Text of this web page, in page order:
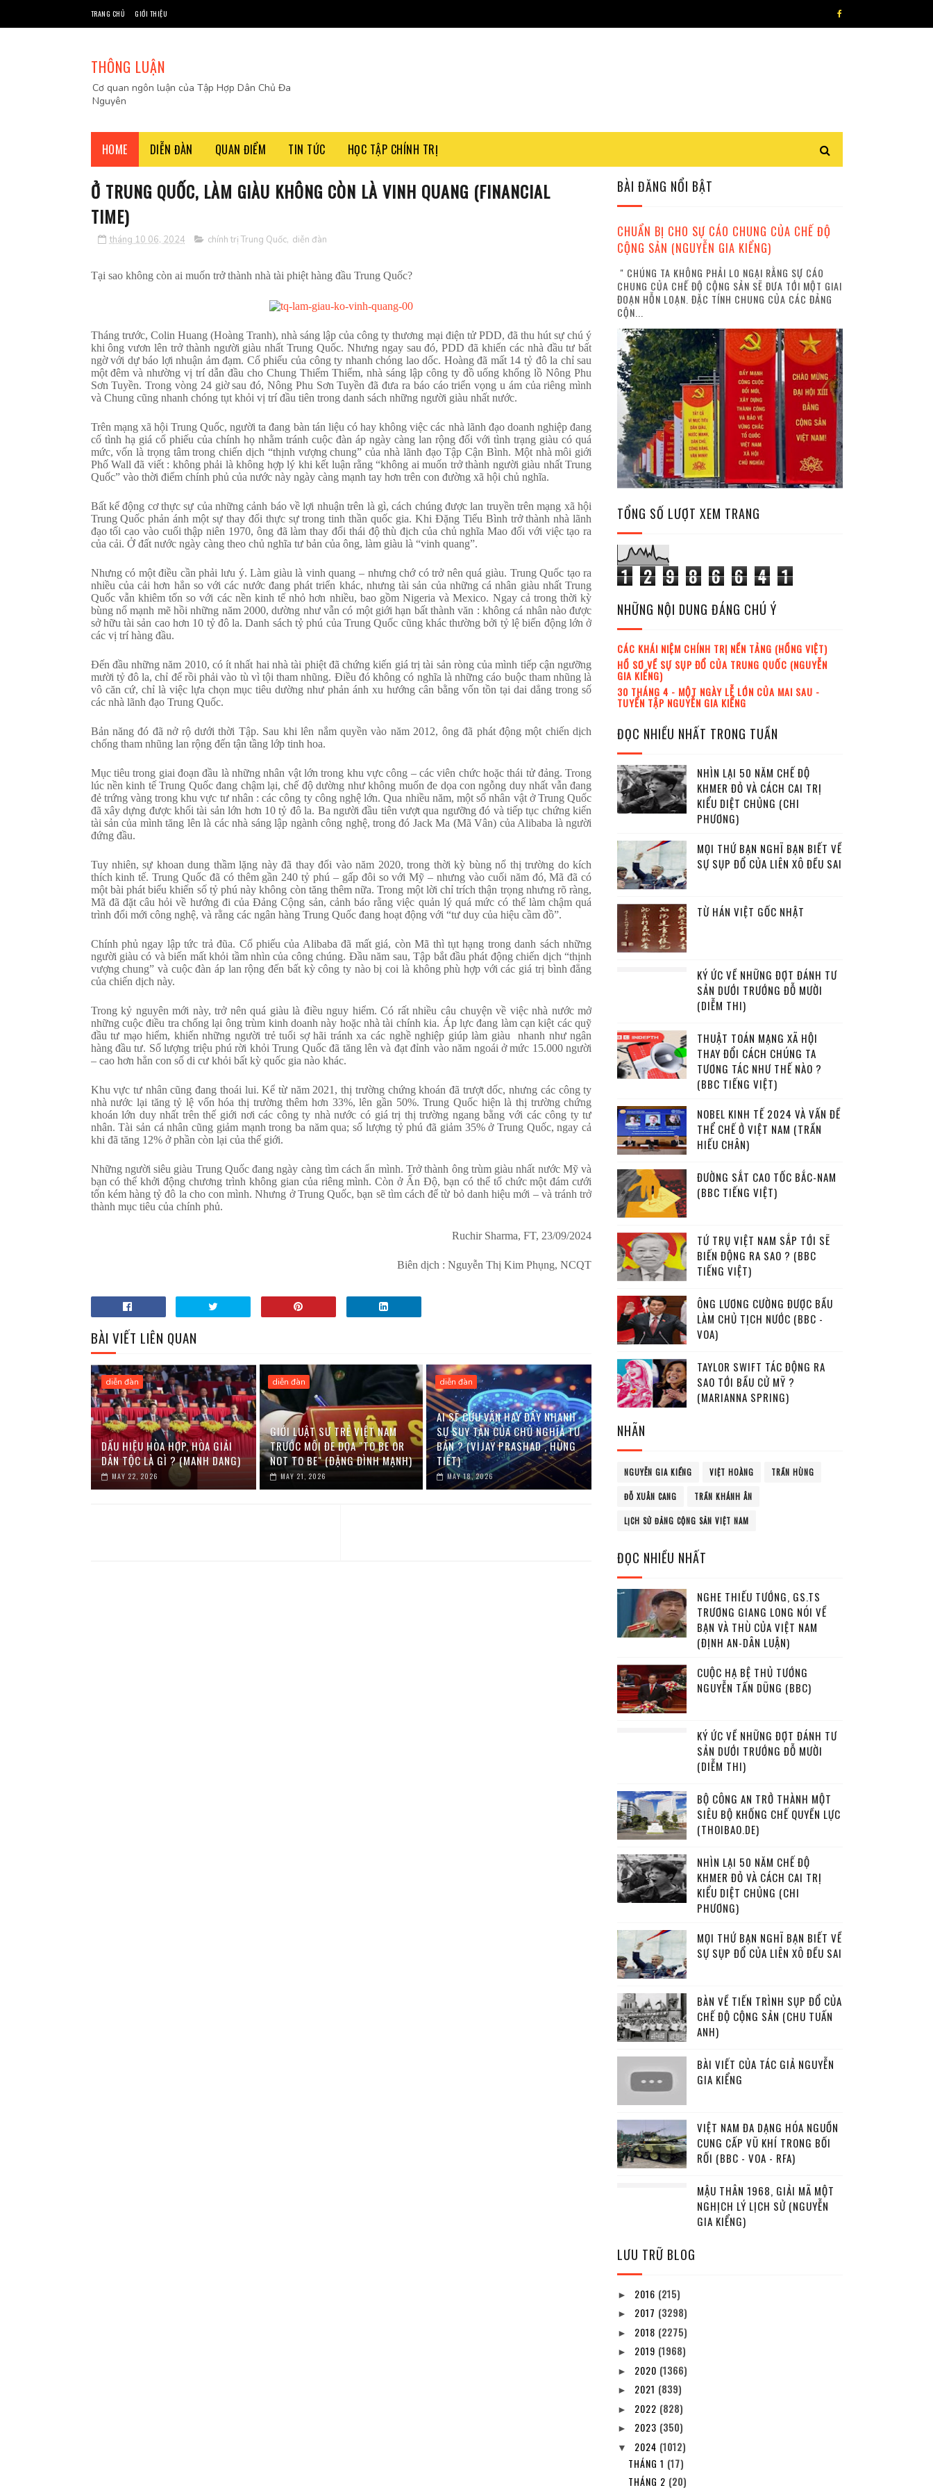
TRANG CHỦ GIỚI THIỆU
THÔNG LUẬN
Cơ quan ngôn luận của Tập Hợp Dân Chủ Đa
Nguyên
HOME DIỄN ĐÀN QUAN ĐIỂM TIN TỨC HỌC TẬP CHÍNH TRỊ
Ở TRUNG QUỐC, LÀM GIÀU KHÔNG CÒN LÀ VINH QUANG (FINANCIAL
TIME)
tháng 10 06, 2024 chính trị Trung Quốc, diễn đàn
Tại sao không còn ai muốn trở thành nhà tài phiệt hàng đầu Trung Quốc?
Tháng trước, Colin Huang (Hoàng Tranh), nhà sáng lập của công ty thương mại điện tử PDD, đã thu hút sự chú ý
khi ông vươn lên trở thành người giàu nhất Trung Quốc. Nhưng ngay sau đó, PDD đã khiến các nhà đầu tư bất
ngờ với dự báo lợi nhuận ảm đạm. Cổ phiếu của công ty nhanh chóng lao dốc. Hoàng đã mất 14 tỷ đô la chỉ sau
một đêm và nhường vị trí dẫn đầu cho Chung Thiểm Thiểm, nhà sáng lập công ty đồ uống khổng lồ Nông Phu
Sơn Tuyền. Trong vòng 24 giờ sau đó, Nông Phu Sơn Tuyền đã đưa ra báo cáo triển vọng u ám của riêng mình
và Chung cũng nhanh chóng tụt khỏi vị trí đầu tiên trong danh sách những người giàu nhất nước.
Trên mạng xã hội Trung Quốc, người ta đang bàn tán liệu có hay không việc các nhà lãnh đạo doanh nghiệp đang
cố tình hạ giá cổ phiếu của chính họ nhằm tránh cuộc đàn áp ngày càng lan rộng đối với tình trạng giàu có quá
mức, vốn là trọng tâm trong chiến dịch “thịnh vượng chung” của nhà lãnh đạo Tập Cận Bình. Một nhà môi giới
Phố Wall đã viết : không phải là không hợp lý khi kết luận rằng “không ai muốn trở thành người giàu nhất Trung
Quốc” vào thời điểm chính phủ của nước này ngày càng mạnh tay hơn trên con đường xã hội chủ nghĩa.
Bất kể động cơ thực sự của những cảnh báo về lợi nhuận trên là gì, cách chúng được lan truyền trên mạng xã hội
Trung Quốc phản ánh một sự thay đổi thực sự trong tinh thần quốc gia. Khi Đặng Tiểu Bình trở thành nhà lãnh
đạo tối cao vào cuối thập niên 1970, ông đã làm thay đổi thái độ thù địch của chủ nghĩa Mao đối với việc tạo ra
của cải. Ở đất nước ngày càng theo chủ nghĩa tư bản của ông, làm giàu là “vinh quang”.
Nhưng có một điều cần phải lưu ý. Làm giàu là vinh quang – nhưng chớ có trở nên quá giàu. Trung Quốc tạo ra
nhiều của cải hơn hẳn so với các nước đang phát triển khác, nhưng tài sản của những cá nhân giàu nhất Trung
Quốc vẫn khiêm tốn so với các nền kinh tế nhỏ hơn nhiều, bao gồm Nigeria và Mexico. Ngay cả trong thời kỳ
bùng nổ mạnh mẽ hồi những năm 2000, dường như vẫn có một giới hạn bất thành văn : không cá nhân nào được
sở hữu tài sản cao hơn 10 tỷ đô la. Danh sách tỷ phú của Trung Quốc cũng khác thường bởi tỷ lệ biến động lớn ở
các vị trí hàng đầu.
Đến đầu những năm 2010, có ít nhất hai nhà tài phiệt đã chứng kiến giá trị tài sản ròng của mình tiếp cận ngưỡng
mười tỷ đô la, chỉ để rồi phải vào tù vì tội tham nhũng. Điều đó không có nghĩa là những cáo buộc tham nhũng là
vô căn cứ, chỉ là việc lựa chọn mục tiêu dường như phản ánh xu hướng cân bằng vốn tồn tại dai dẳng trong số
các nhà lãnh đạo Trung Quốc.
Bản năng đó đã nở rộ dưới thời Tập. Sau khi lên nắm quyền vào năm 2012, ông đã phát động một chiến dịch
chống tham nhũng lan rộng đến tận tầng lớp tinh hoa.
Mục tiêu trong giai đoạn đầu là những nhân vật lớn trong khu vực công – các viên chức hoặc thái tử đảng. Trong
lúc nền kinh tế Trung Quốc đang chậm lại, chế độ dường như không muốn đe dọa con ngỗng duy nhất vẫn đang
đẻ trứng vàng trong khu vực tư nhân : các công ty công nghệ lớn. Qua nhiều năm, một số nhân vật ở Trung Quốc
đã xây dựng được khối tài sản lớn hơn 10 tỷ đô la. Ba người đầu tiên vượt qua ngưỡng đó và tiếp tục chứng kiến
tài sản của mình tăng lên là các nhà sáng lập ngành công nghệ, trong đó Jack Ma (Mã Vân) của Alibaba là người
đứng đầu.
Tuy nhiên, sự khoan dung thầm lặng này đã thay đổi vào năm 2020, trong thời kỳ bùng nổ thị trường do kích
thích kinh tế. Trung Quốc đã có thêm gần 240 tỷ phú – gấp đôi so với Mỹ – nhưng vào cuối năm đó, Mã đã có
một bài phát biểu khiến số tỷ phú này không còn tăng thêm nữa. Trong một lời chỉ trích thận trọng nhưng rõ ràng,
Mã đã đặt câu hỏi về hướng đi của Đảng Cộng sản, cảnh báo rằng việc quản lý quá mức có thể làm chậm quá
trình đổi mới công nghệ, và rằng các ngân hàng Trung Quốc đang hoạt động với “tư duy của hiệu cầm đồ”.
Chính phủ ngay lập tức trả đũa. Cổ phiếu của Alibaba đã mất giá, còn Mã thì tụt hạng trong danh sách những
người giàu có và biến mất khỏi tầm nhìn của công chúng. Đầu năm sau, Tập bắt đầu phát động chiến dịch “thịnh
vượng chung” và cuộc đàn áp lan rộng đến bất kỳ công ty nào bị coi là không phù hợp với các giá trị bình đẳng
của chiến dịch này.
Trong kỷ nguyên mới này, trở nên quá giàu là điều nguy hiểm. Có rất nhiều câu chuyện về việc nhà nước mở
những cuộc điều tra chống lại ông trùm kinh doanh này hoặc nhà tài chính kia. Áp lực đang làm cạn kiệt các quỹ
đầu tư mạo hiểm, khiến những người trẻ tuổi sợ hãi tránh xa các nghề nghiệp giúp làm giàu nhanh như ngân
hàng đầu tư. Số lượng triệu phú rời khỏi Trung Quốc đã tăng lên và đạt đỉnh vào năm ngoái ở mức 15.000 người
– cao hơn hẳn con số di cư khỏi bất kỳ quốc gia nào khác.
Khu vực tư nhân cũng đang thoái lui. Kể từ năm 2021, thị trường chứng khoán đã trượt dốc, nhưng các công ty
nhà nước lại tăng tỷ lệ vốn hóa thị trường thêm hơn 33%, lên gần 50%. Trung Quốc hiện là thị trường chứng
khoán lớn duy nhất trên thế giới nơi các công ty nhà nước có giá trị thị trường ngang bằng với các công ty tư
nhân. Tài sản cá nhân cũng giảm mạnh trong ba năm qua; số lượng tỷ phú đã giảm 35% ở Trung Quốc, ngay cả
khi đã tăng 12% ở phần còn lại của thế giới.
Những người siêu giàu Trung Quốc đang ngày càng tìm cách ẩn mình. Trở thành ông trùm giàu nhất nước Mỹ và
bạn có thể khởi động chương trình không gian của riêng mình. Còn ở Ấn Độ, bạn có thể tổ chức một đám cưới
tốn kém hàng tỷ đô la cho con mình. Nhưng ở Trung Quốc, bạn sẽ tìm cách để từ bỏ danh hiệu mới – và tránh trở
thành mục tiêu của chính phủ.
Ruchir Sharma, FT, 23/09/2024
Biên dịch : Nguyễn Thị Kim Phụng, NCQT
BÀI VIẾT LIÊN QUAN
diễn đàn
DẤU HIỆU HÒA HỢP, HÒA GIẢI
DÂN TỘC LÀ GÌ ? (MANH DANG)
MAY 22, 2026
diễn đàn
GIỚI LUẬT SƯ TRẺ VIỆT NAM
TRƯỚC MỐI ĐE DỌA "TO BE OR
NOT TO BE" (ĐẶNG ĐÌNH MẠNH)
MAY 21, 2026
diễn đàn
AI SẼ CỨU VÃN HAY ĐẨY NHANH
SỰ SUY TÀN CỦA CHỦ NGHĨA TƯ
BẢN ? (VIJAY PRASHAD , HÙNG
TIẾT)
MAY 18, 2026
BÀI ĐĂNG NỔI BẬT
CHUẨN BỊ CHO SỰ CÁO CHUNG CỦA CHẾ ĐỘ
CỘNG SẢN (NGUYỄN GIA KIỂNG)
" CHÚNG TA KHÔNG PHẢI LO NGẠI RẰNG SỰ CÁO
CHUNG CỦA CHẾ ĐỘ CỘNG SẢN SẼ ĐƯA TỚI MỘT GIAI
ĐOẠN HỖN LOẠN. ĐẶC TÍNH CHUNG CỦA CÁC ĐẢNG
CỘN...
TỔNG SỐ LƯỢT XEM TRANG
1 2 9 8 6 6 4 1
NHỮNG NỘI DUNG ĐÁNG CHÚ Ý
CÁC KHÁI NIỆM CHÍNH TRỊ NỀN TẢNG (HỒNG VIỆT)
HỒ SƠ VỀ SỰ SỤP ĐỔ CỦA TRUNG QUỐC (NGUYỄN
GIA KIỂNG)
30 THÁNG 4 - MỘT NGÀY LỄ LỚN CỦA MAI SAU -
TUYỂN TẬP NGUYỄN GIA KIỂNG
ĐỌC NHIỀU NHẤT TRONG TUẦN
NHÌN LẠI 50 NĂM CHẾ ĐỘ
KHMER ĐỎ VÀ CÁCH CAI TRỊ
KIỂU DIỆT CHỦNG (CHI
PHƯƠNG)
MỌI THỨ BẠN NGHĨ BẠN BIẾT VỀ
SỰ SỤP ĐỔ CỦA LIÊN XÔ ĐỀU SAI
TỪ HÁN VIỆT GỐC NHẬT
KÝ ỨC VỀ NHỮNG ĐỢT ĐÁNH TƯ
SẢN DƯỚI TRƯỚNG ĐỖ MƯỜI
(DIỄM THI)
THUẬT TOÁN MẠNG XÃ HỘI
THAY ĐỔI CÁCH CHÚNG TA
TƯƠNG TÁC NHƯ THẾ NÀO ?
(BBC TIẾNG VIỆT)
NOBEL KINH TẾ 2024 VÀ VẤN ĐỀ
THỂ CHẾ Ở VIỆT NAM (TRẦN
HIẾU CHÂN)
ĐƯỜNG SẮT CAO TỐC BẮC-NAM
(BBC TIẾNG VIỆT)
TỨ TRỤ VIỆT NAM SẮP TỚI SẼ
BIẾN ĐỘNG RA SAO ? (BBC
TIẾNG VIỆT)
ÔNG LƯƠNG CƯỜNG ĐƯỢC BẦU
LÀM CHỦ TỊCH NƯỚC (BBC -
VOA)
TAYLOR SWIFT TÁC ĐỘNG RA
SAO TỚI BẦU CỬ MỸ ?
(MARIANNA SPRING)
NHÃN
NGUYỄN GIA KIỂNG VIỆT HOÀNG TRẦN HÙNG
ĐỖ XUÂN CANG TRẦN KHÁNH ÂN
LỊCH SỬ ĐẢNG CỘNG SẢN VIỆT NAM
ĐỌC NHIỀU NHẤT
NGHE THIẾU TƯỚNG, GS.TS
TRƯƠNG GIANG LONG NÓI VỀ
BẠN VÀ THÙ CỦA VIỆT NAM
(ĐỊNH AN-DÂN LUẬN)
CUỘC HẠ BỆ THỦ TƯỚNG
NGUYỄN TẤN DŨNG (BBC)
KÝ ỨC VỀ NHỮNG ĐỢT ĐÁNH TƯ
SẢN DƯỚI TRƯỚNG ĐỖ MƯỜI
(DIỄM THI)
BỘ CÔNG AN TRỞ THÀNH MỘT
SIÊU BỘ KHỐNG CHẾ QUYỀN LỰC
(THOIBAO.DE)
NHÌN LẠI 50 NĂM CHẾ ĐỘ
KHMER ĐỎ VÀ CÁCH CAI TRỊ
KIỂU DIỆT CHỦNG (CHI
PHƯƠNG)
MỌI THỨ BẠN NGHĨ BẠN BIẾT VỀ
SỰ SỤP ĐỔ CỦA LIÊN XÔ ĐỀU SAI
BÀN VỀ TIẾN TRÌNH SỤP ĐỔ CỦA
CHẾ ĐỘ CỘNG SẢN (CHU TUẤN
ANH)
BÀI VIẾT CỦA TÁC GIẢ NGUYỄN
GIA KIỂNG
VIỆT NAM ĐA DẠNG HÓA NGUỒN
CUNG CẤP VŨ KHÍ TRONG BỐI
RỐI (BBC - VOA - RFA)
MẬU THÂN 1968, GIẢI MÃ MỘT
NGHỊCH LÝ LỊCH SỬ (NGUYỄN
GIA KIỂNG)
LƯU TRỮ BLOG
► 2016 (215)
► 2017 (3298)
► 2018 (2275)
► 2019 (1968)
► 2020 (1366)
► 2021 (839)
► 2022 (828)
► 2023 (350)
▼ 2024 (1012)
THÁNG 1 (17)
THÁNG 2 (20)